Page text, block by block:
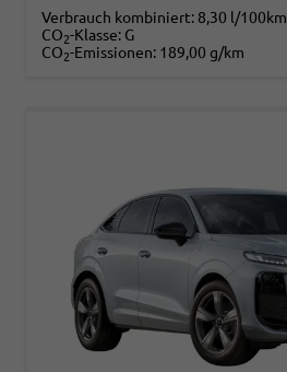
Verbrauch kombiniert: 8,30 l/100km
CO2-Klasse: G
CO2-Emissionen: 189,00 g/km